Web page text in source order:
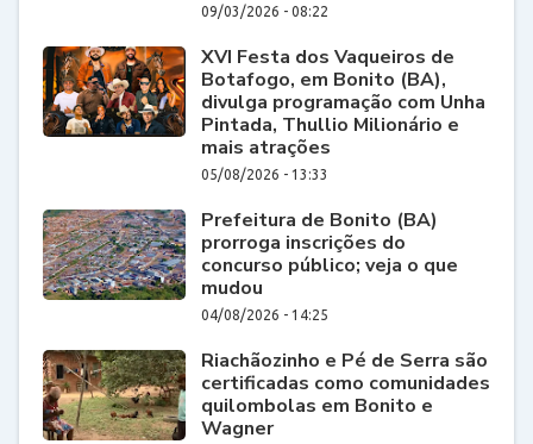
09/03/2026 - 08:22
XVI Festa dos Vaqueiros de
Botafogo, em Bonito (BA),
divulga programação com Unha
Pintada, Thullio Milionário e
mais atrações
05/08/2026 - 13:33
Prefeitura de Bonito (BA)
prorroga inscrições do
concurso público; veja o que
mudou
04/08/2026 - 14:25
Riachãozinho e Pé de Serra são
certificadas como comunidades
quilombolas em Bonito e
Wagner